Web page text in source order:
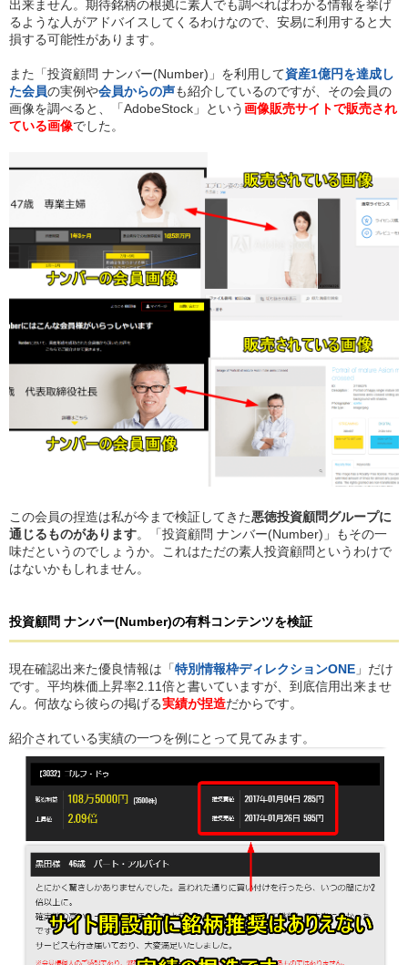
出来ません。期待銘柄の根拠に素人でも調べればわかる情報を挙げ
るような人がアドバイスしてくるわけなので、安易に利用すると大
損する可能性があります。
また「投資顧問 ナンバー(Number)」を利用して資産1億円を達成し
た会員の実例や会員からの声も紹介しているのですが、その会員の
画像を調べると、「AdobeStock」という画像販売サイトで販売され
ている画像でした。
この会員の捏造は私が今まで検証してきた悪徳投資顧問グループに
通じるものがあります。「投資顧問 ナンバー(Number)」もその一
味だというのでしょうか。これはただの素人投資顧問というわけで
はないかもしれません。
投資顧問 ナンバー(Number)の有料コンテンツを検証
現在確認出来た優良情報は「特別情報枠ディレクションONE 」だけ
です。平均株価上昇率2.11倍と書いていますが、到底信用出来ませ
ん。何故なら彼らの掲げる実績が捏造だからです。
紹介されている実績の一つを例にとって見てみます。